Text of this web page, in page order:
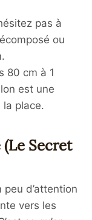
pas à
ou
80 cm à 1
est une
place.
(Le Secret
d’attention
vers les